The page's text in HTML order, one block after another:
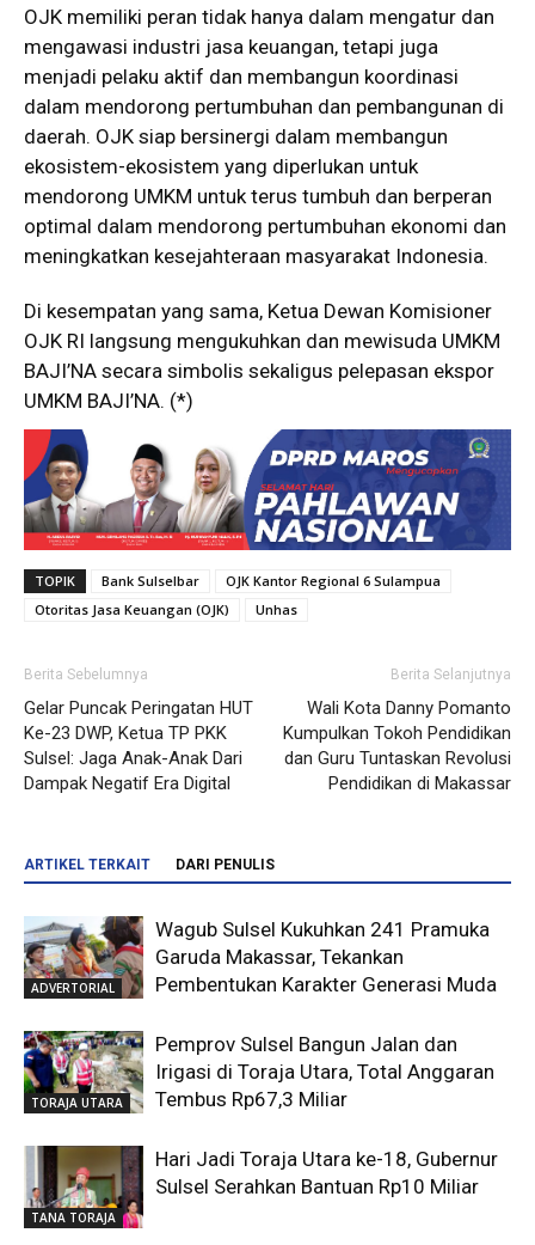
OJK memiliki peran tidak hanya dalam mengatur dan
mengawasi industri jasa keuangan, tetapi juga
menjadi pelaku aktif dan membangun koordinasi
dalam mendorong pertumbuhan dan pembangunan di
daerah. OJK siap bersinergi dalam membangun
ekosistem-ekosistem yang diperlukan untuk
mendorong UMKM untuk terus tumbuh dan berperan
optimal dalam mendorong pertumbuhan ekonomi dan
meningkatkan kesejahteraan masyarakat Indonesia.
Di kesempatan yang sama, Ketua Dewan Komisioner
OJK RI langsung mengukuhkan dan mewisuda UMKM
BAJI’NA secara simbolis sekaligus pelepasan ekspor
UMKM BAJI’NA. (*)
TOPIK Bank Sulselbar
OJK Kantor Regional 6 Sulampua
Otoritas Jasa Keuangan (OJK)
Unhas
Berita Sebelumnya
Gelar Puncak Peringatan HUT
Ke-23 DWP, Ketua TP PKK
Sulsel: Jaga Anak-Anak Dari
Dampak Negatif Era Digital
Berita Selanjutnya
Wali Kota Danny Pomanto
Kumpulkan Tokoh Pendidikan
dan Guru Tuntaskan Revolusi
Pendidikan di Makassar
ARTIKEL TERKAIT DARI PENULIS
ADVERTORIAL
Wagub Sulsel Kukuhkan 241 Pramuka
Garuda Makassar, Tekankan
Pembentukan Karakter Generasi Muda
TORAJA UTARA
Pemprov Sulsel Bangun Jalan dan
Irigasi di Toraja Utara, Total Anggaran
Tembus Rp67,3 Miliar
TANA TORAJA
Hari Jadi Toraja Utara ke-18, Gubernur
Sulsel Serahkan Bantuan Rp10 Miliar